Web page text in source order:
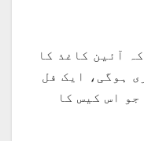
آئین کاغذ کا
ہوگی، ایک فل
اس کیس کا